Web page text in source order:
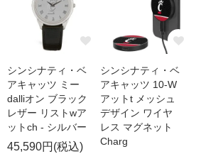
シンシナティ・ベ
アキャッツ ミー
dalliオン ブラック
レザー リストwア
ットch - シルバー
45,590円(税込)
シンシナティ・ベ
アキャッツ 10-W
アットt メッシュ
デザイン ワイヤ
レス マグネット
Charg